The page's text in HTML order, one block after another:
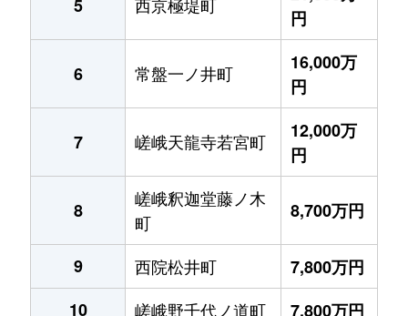
5
円
6 常盤一ノ井町
16,000万
円
7 嵯峨天龍寺若宮町
12,000万
円
8
嵯峨釈迦堂藤ノ木
町
8,700万円
9 西院松井町
7,800万円
10
嵯峨野千代ノ道町 7,800万円